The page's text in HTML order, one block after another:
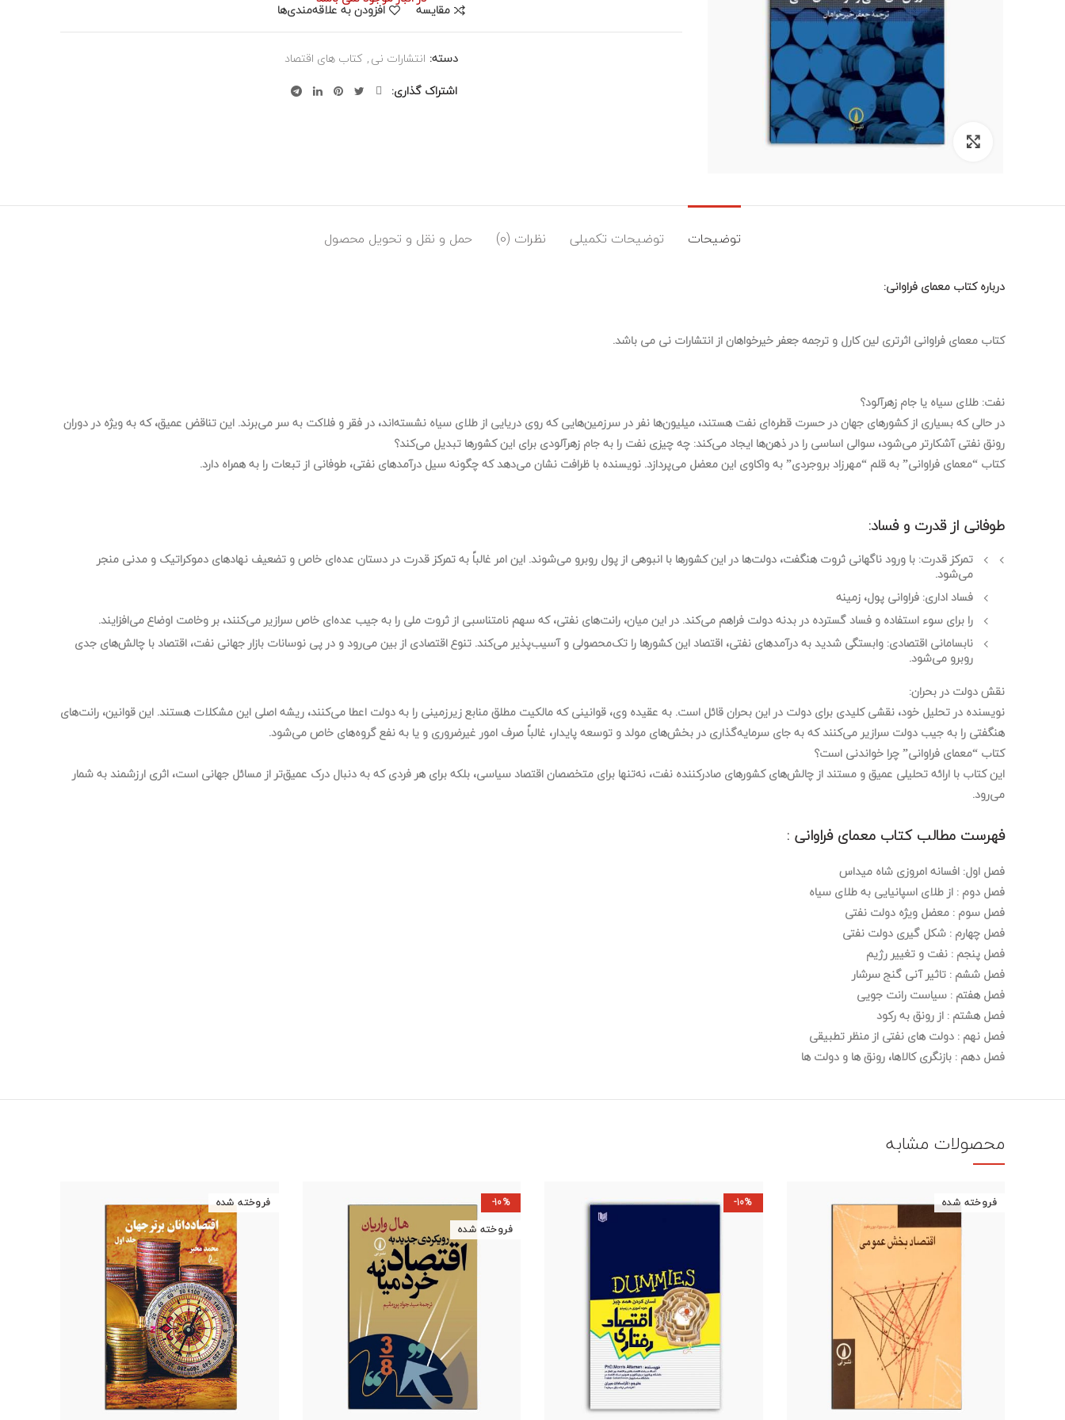
برای بزرگنمایی کلیک کنید
مقایسه افزودن به علاقه‌مندی‌ها
دسته: انتشارات نی, کتاب های اقتصاد
اشتراک گذاری
توضیحات توضیحات تکمیلی نظرات (0) حمل و نقل و تحویل محصول
درباره کتاب معمای فراوانی:
کتاب معمای فراوانی اثرتری لین کارل و ترجمه جعفر خیرخواهان از انتشارات نی می باشد.
نفت: طلای سیاه یا جام زهرآلود؟
در حالی که بسیاری از کشورهای جهان در حسرت قطره‌ای نفت هستند، میلیون‌ها نفر در سرزمین‌هایی که روی دریایی از طلای سیاه نشسته‌اند، در فقر و فلاکت به سر می‌برند. این تناقض عمیق، که به ویژه در دوران
رونق نفتی آشکارتر می‌شود، سوالی اساسی را در ذهن‌ها ایجاد می‌کند: چه چیزی نفت را به جام زهرآلودی برای این کشورها تبدیل می‌کند؟
کتاب “معمای فراوانی” به قلم “مهرزاد بروجردی” به واکاوی این معضل می‌پردازد. نویسنده با ظرافت نشان می‌دهد که چگونه سیل درآمدهای نفتی، طوفانی از تبعات را به همراه دارد.
طوفانی از قدرت و فساد:
تمرکز قدرت: با ورود ناگهانی ثروت هنگفت، دولت‌ها در این کشورها با انبوهی از پول روبرو می‌شوند. این امر غالباً به تمرکز قدرت در دستان عده‌ای خاص و تضعیف نهادهای دموکراتیک و مدنی منجر
می‌شود.
فساد اداری: فراوانی پول، زمینه
را برای سوء استفاده و فساد گسترده در بدنه دولت فراهم می‌کند. در این میان، رانت‌های نفتی، که سهم نامتناسبی از ثروت ملی را به جیب عده‌ای خاص سرازیر می‌کنند، بر وخامت اوضاع می‌افزایند.
نابسامانی اقتصادی: وابستگی شدید به درآمدهای نفتی، اقتصاد این کشورها را تک‌محصولی و آسیب‌پذیر می‌کند. تنوع اقتصادی از بین می‌رود و در پی نوسانات بازار جهانی نفت، اقتصاد با چالش‌های جدی
روبرو می‌شود.
نقش دولت در بحران:
نویسنده در تحلیل خود، نقشی کلیدی برای دولت در این بحران قائل است. به عقیده وی، قوانینی که مالکیت مطلق منابع زیرزمینی را به دولت اعطا می‌کنند، ریشه اصلی این مشکلات هستند. این قوانین، رانت‌های
هنگفتی را به جیب دولت سرازیر می‌کنند که به جای سرمایه‌گذاری در بخش‌های مولد و توسعه پایدار، غالباً صرف امور غیرضروری و یا به نفع گروه‌های خاص می‌شود.
کتاب “معمای فراوانی” چرا خواندنی است؟
این کتاب با ارائه تحلیلی عمیق و مستند از چالش‌های کشورهای صادرکننده نفت، نه‌تنها برای متخصصان اقتصاد سیاسی، بلکه برای هر فردی که به دنبال درک عمیق‌تر از مسائل جهانی است، اثری ارزشمند به شمار
می‌رود.
فهرست مطالب کتاب معمای فراوانی :
فصل اول: افسانه امروزی شاه میداس
فصل دوم : از طلای اسپانیایی به طلای سیاه
فصل سوم : معضل ویژه دولت نفتی
فصل چهارم : شکل گیری دولت نفتی
فصل پنجم : نفت و تغییر رژیم
فصل ششم : تاثیر آنی گنج سرشار
فصل هفتم : سیاست رانت جویی
فصل هشتم : از رونق به رکود
فصل نهم : دولت های نفتی از منظر تطبیقی
فصل دهم : بازنگری کالاها، رونق ها و دولت ها
محصولات مشابه
فروخته شده -10%
-10%
فروخته شده
فروخته شده